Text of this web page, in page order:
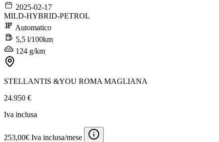
2025-02-17
MILD-HYBRID-PETROL
Automatico
5,5 l/100km
124 g/km
STELLANTIS &YOU ROMA MAGLIANA
24.950 €
Iva inclusa
253,00€ Iva inclusa/mese